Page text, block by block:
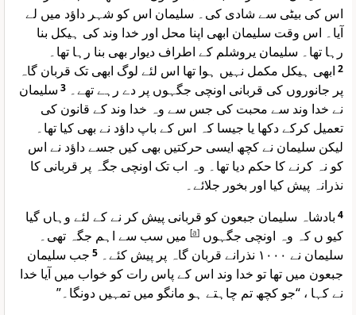
اس کی بیٹی سے شادی کی۔ سلیمان اس کو شہر داؤد میں لے
آیا۔ اس وقت سلیمان ابھی اپنا محل اور خدا وند کی ہیکل بنا
رہا تھا۔ سلیمان یروشلم کے اطراف دیوار بھی بنا رہا تھا۔
2 ابھی ہیکل مکمل نہیں ہوا تھا اس لئے لوگ ابھی تک قربان گاہ
پر جانوروں کی قربانی اونچی جگہوں پر دے رہے تھے۔ 3 سلیمان
نے خدا وند سے محبت کی جس سے وہ خدا وند کے قانون کی
تعمیل کرکے دکھا یا جیسا کہ اس کے باپ داؤد نے بھی کیا تھا۔
لیکن سلیمان نے کچھ ایسی حرکتیں بھی کیں جسے داؤد نے اس
کو نہ کرنے کا حکم دیا تھا۔ وہ اب تک اونچی جگہ پر قربانی کا
نذرانہ پیش کیا اور بخور جلائے۔
4 بادشاہ سلیمان جبعون کو قربانی پیش کر نے کے لئے وہاں گیا
کیو ں کہ وہ اونچی جگہوں [
a
] میں سب سے اہم جگہ تھی۔
سلیمان نے ۱۰۰۰ نذرانے قربان گاہ پر پیش کئے۔
5 جب سلیمان
جبعون میں تھا تو خدا وند اس کے پاس رات کو خواب میں آیا خدا
نے کہا ، “جو کچھ تم چاہتے ہو مانگو میں تمہیں دونگا۔”